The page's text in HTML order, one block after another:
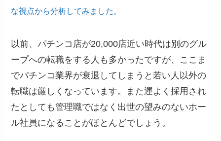
な視点から分析してみました。
以前、パチンコ店が20,000店近い時代は別のグル
ープへの転職をする人も多かったですが、ここま
でパチンコ業界が衰退してしまうと若い人以外の
転職は厳しくなっています。また運よく採用され
たとしても管理職ではなく出世の望みのないホー
ル社員になることがほとんどでしょう。